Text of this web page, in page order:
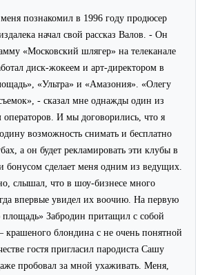
познакомил в 1996 году продюсер
начал свой рассказ Валов. - Он
«Московский шлягер» на телеканале
диск-жокеем и арт-директором в
«Ультра» и «Амазония». «Олегу
- сказал мне однажды один из
И мы договорились, что я
возможность снимать и бесплатно
а он будет рекламировать эти клубы в
бонусом сделает меня одним из ведущих.
слышал, что в шоу-бизнесе много
впервые увидел их воочию. На первую
Забродин притащил с собой
крашеного блондина с не очень понятной
гостя пригласил пародиста Сашу
пробовал за мной ухаживать. Меня,